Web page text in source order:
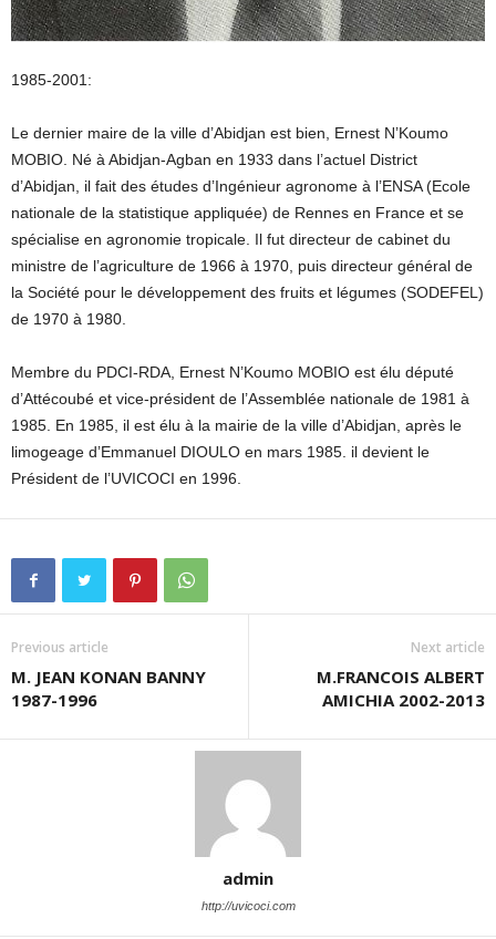
1985-2001:
Le dernier maire de la ville d’Abidjan est bien, Ernest N’Koumo
MOBIO. Né à Abidjan-Agban en 1933 dans l’actuel District
d’Abidjan, il fait des études d’Ingénieur agronome à l’ENSA (Ecole
nationale de la statistique appliquée) de Rennes en France et se
spécialise en agronomie tropicale. Il fut directeur de cabinet du
ministre de l’agriculture de 1966 à 1970, puis directeur général de
la Société pour le développement des fruits et légumes (SODEFEL)
de 1970 à 1980.
Membre du PDCI-RDA, Ernest N’Koumo MOBIO est élu député
d’Attécoubé et vice-président de l’Assemblée nationale de 1981 à
1985. En 1985, il est élu à la mairie de la ville d’Abidjan, après le
limogeage d’Emmanuel DIOULO en mars 1985. il devient le
Président de l’UVICOCI en 1996.
Previous article
M. JEAN KONAN BANNY
1987-1996
Next article
M.FRANCOIS ALBERT
AMICHIA 2002-2013
admin
http://uvicoci.com